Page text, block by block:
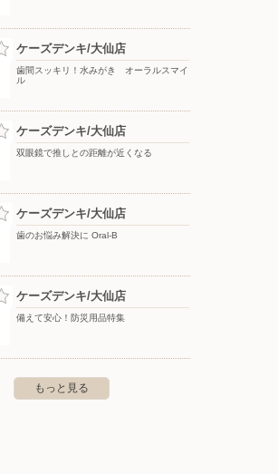
〒014-0032 秋田県大仙市東川字堤下124番地1
ケーズデンキ/大仙店
歯間スッキリ！水みがき オーラルスマイ
ル
ケーズデンキ/大仙店
双眼鏡で推しとの距離が近くなる
ケーズデンキ/大仙店
歯のお悩み解決に Oral-B
ケーズデンキ/大仙店
備えて安心！防災用品特集
もっと見る